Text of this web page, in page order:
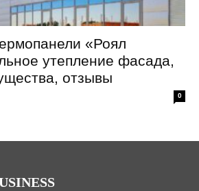
«Роял
утепление фасада,
отзывы
0